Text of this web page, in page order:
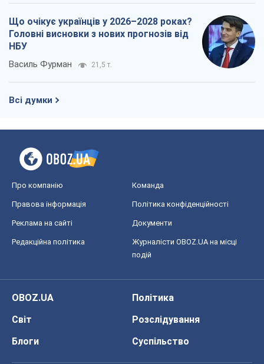
Що очікує українців у 2026–2028 роках?
Головні висновки з нових прогнозів від
НБУ
Василь Фурман 21,5 т.
Всі думки
Про компанію Команда
Правова інформація Політика конфіденційності
Реклама на сайті Документи
Редакційна політика
Журналісти OBOZ.UA на місці
подій
OBOZ.UA
Політика
Світ
Розслідування
Блоги
Суспільство